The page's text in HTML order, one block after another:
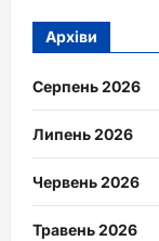
Архіви
Серпень 2026
Липень 2026
Червень 2026
Травень 2026